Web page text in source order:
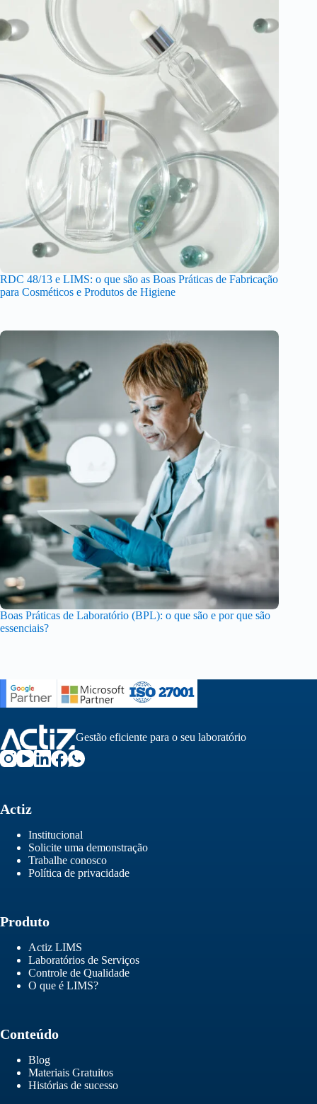
RDC 48/13 e LIMS: o que são as Boas Práticas de Fabricação
para Cosméticos e Produtos de Higiene
Boas Práticas de Laboratório (BPL): o que são e por que são
essenciais?
Gestão eficiente para o seu laboratório
Actiz
Institucional
Solicite uma demonstração
Trabalhe conosco
Política de privacidade
Produto
Actiz LIMS
Laboratórios de Serviços
Controle de Qualidade
O que é LIMS?
Conteúdo
Blog
Materiais Gratuitos
Histórias de sucesso